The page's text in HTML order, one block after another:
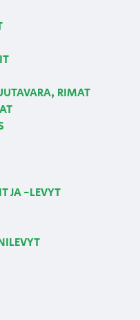
RIMAT
JA -LEVYT